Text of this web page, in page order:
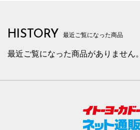
HISTORY 最近ご覧になった商品
最近ご覧になった商品がありません。